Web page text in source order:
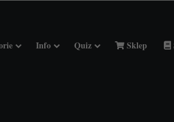
Info Quiz Sklep